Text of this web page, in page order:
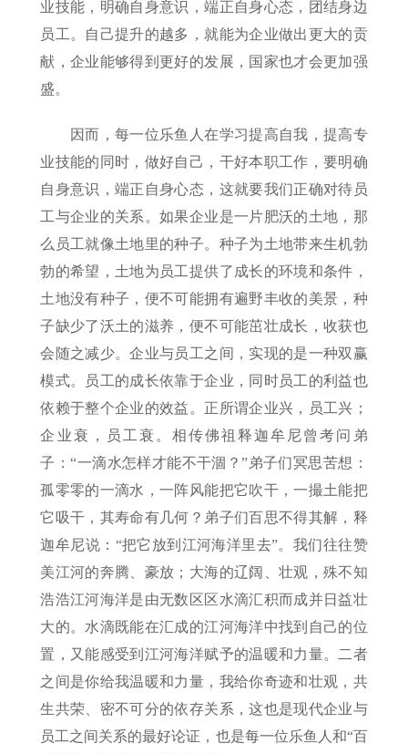
业技能，明确自身意识，端正自身心态，团结身边
员工。自己提升的越多，就能为企业做出更大的贡
献，企业能够得到更好的发展，国家也才会更加强
盛。
因而，每一位乐鱼人在学习提高自我，提高专
业技能的同时，做好自己，干好本职工作，要明确
自身意识，端正自身心态，这就要我们正确对待员
工与企业的关系。如果企业是一片肥沃的土地，那
么员工就像土地里的种子。种子为土地带来生机勃
勃的希望，土地为员工提供了成长的环境和条件，
土地没有种子，便不可能拥有遍野丰收的美景，种
子缺少了沃土的滋养，便不可能茁壮成长，收获也
会随之减少。企业与员工之间，实现的是一种双赢
模式。员工的成长依靠于企业，同时员工的利益也
依赖于整个企业的效益。正所谓企业兴，员工兴；
企业衰，员工衰。相传佛祖释迦牟尼曾考问弟
子：“一滴水怎样才能不干涸？”弟子们冥思苦想：
孤零零的一滴水，一阵风能把它吹干，一撮土能把
它吸干，其寿命有几何？弟子们百思不得其解，释
迦牟尼说：“把它放到江河海洋里去”。我们往往赞
美江河的奔腾、豪放；大海的辽阔、壮观，殊不知
浩浩江河海洋是由无数区区水滴汇积而成并日益壮
大的。水滴既能在汇成的江河海洋中找到自己的位
置，又能感受到江河海洋赋予的温暖和力量。二者
之间是你给我温暖和力量，我给你奇迹和壮观，共
生共荣、密不可分的依存关系，这也是现代企业与
员工之间关系的最好论证，也是每一位乐鱼人和“百